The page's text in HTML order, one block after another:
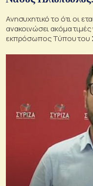
Ανησυχητικό το ότι οι
ανακοινώσει ακόμα
εκπρόσωπος Τύπου του